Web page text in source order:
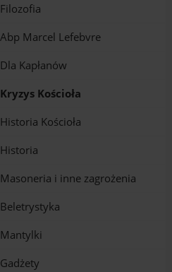
Filozofia
Abp Marcel Lefebvre
Dla Kapłanów
Kryzys Kościoła
Historia Kościoła
Historia
Masoneria i inne zagrożenia
Beletrystyka
Mantylki
Gadżety